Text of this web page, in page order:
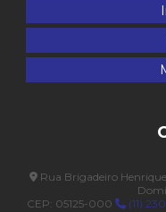
Rua Brigadeiro
CEP: 05125-000
(11)